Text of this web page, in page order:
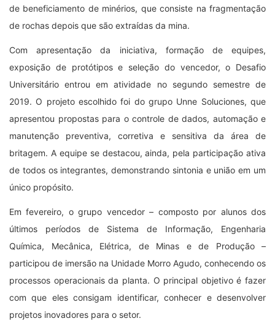
de beneficiamento de minérios, que consiste na fragmentação
de rochas depois que são extraídas da mina.
Com apresentação da iniciativa, formação de equipes,
exposição de protótipos e seleção do vencedor, o Desafio
Universitário entrou em atividade no segundo semestre de
2019. O projeto escolhido foi do grupo Unne Soluciones, que
apresentou propostas para o controle de dados, automação e
manutenção preventiva, corretiva e sensitiva da área de
britagem. A equipe se destacou, ainda, pela participação ativa
de todos os integrantes, demonstrando sintonia e união em um
único propósito.
Em fevereiro, o grupo vencedor – composto por alunos dos
últimos períodos de Sistema de Informação, Engenharia
Química, Mecânica, Elétrica, de Minas e de Produção –
participou de imersão na Unidade Morro Agudo, conhecendo os
processos operacionais da planta. O principal objetivo é fazer
com que eles consigam identificar, conhecer e desenvolver
projetos inovadores para o setor.